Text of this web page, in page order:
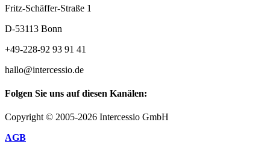
Fritz-Schäffer-Straße 1
D-53113 Bonn
+49-228-92 93 91 41
hallo@intercessio.de
Folgen Sie uns auf diesen Kanälen:
Copyright © 2005-2026 Intercessio GmbH
AGB